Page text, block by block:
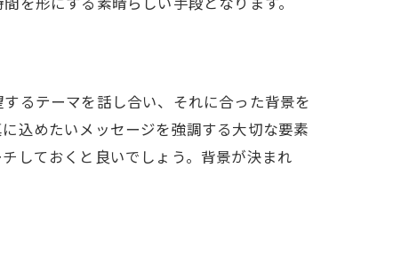
るテーマを話し合い、それに合った背景を
込めたいメッセージを強調する大切な要素
しておくと良いでしょう。背景が決まれ